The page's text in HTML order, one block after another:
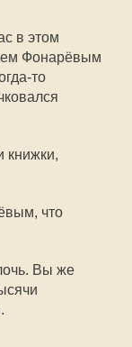
в этом
Фонарёвым
то
книжки,
что
Вы же